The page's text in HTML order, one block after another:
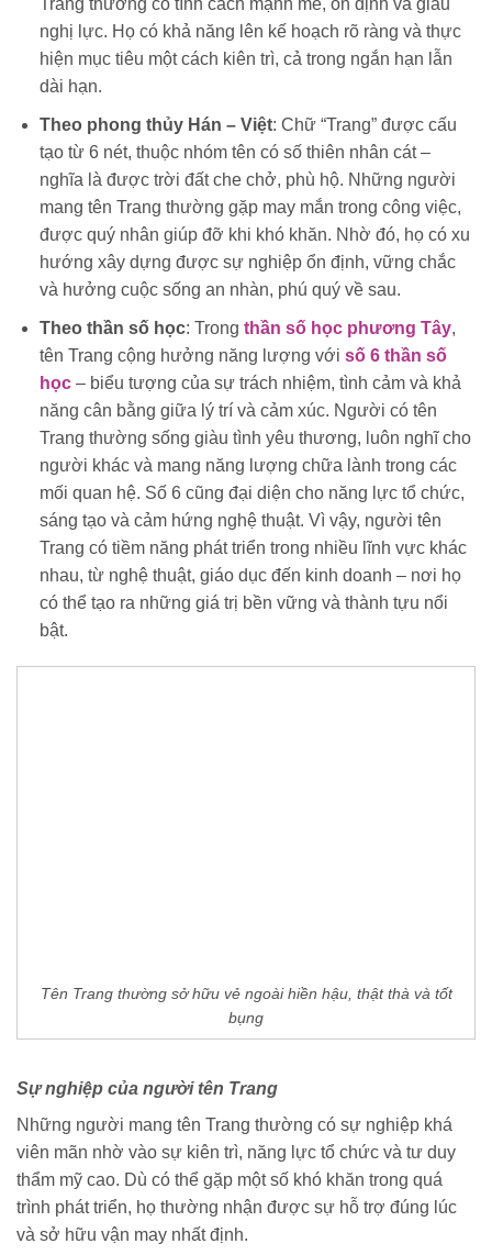
Trang thường có tính cách mạnh mẽ, ổn định và giàu
nghị lực. Họ có khả năng lên kế hoạch rõ ràng và thực
hiện mục tiêu một cách kiên trì, cả trong ngắn hạn lẫn
dài hạn.
Theo phong thủy Hán – Việt: Chữ “Trang” được cấu
tạo từ 6 nét, thuộc nhóm tên có số thiên nhân cát –
nghĩa là được trời đất che chở, phù hộ. Những người
mang tên Trang thường gặp may mắn trong công việc,
được quý nhân giúp đỡ khi khó khăn. Nhờ đó, họ có xu
hướng xây dựng được sự nghiệp ổn định, vững chắc
và hưởng cuộc sống an nhàn, phú quý về sau.
Theo thần số học: Trong thần số học phương Tây,
tên Trang cộng hưởng năng lượng với số 6 thần số
học– biểu tượng của sự trách nhiệm, tình cảm và khả
năng cân bằng giữa lý trí và cảm xúc. Người có tên
Trang thường sống giàu tình yêu thương, luôn nghĩ cho
người khác và mang năng lượng chữa lành trong các
mối quan hệ. Số 6 cũng đại diện cho năng lực tổ chức,
sáng tạo và cảm hứng nghệ thuật. Vì vậy, người tên
Trang có tiềm năng phát triển trong nhiều lĩnh vực khác
nhau, từ nghệ thuật, giáo dục đến kinh doanh – nơi họ
có thể tạo ra những giá trị bền vững và thành tựu nổi
bật.
Tên Trang thường sở hữu vẻ ngoài hiền hậu, thật thà và tốt
bụng
Sự nghiệp của người tên Trang
Những người mang tên Trang thường có sự nghiệp khá
viên mãn nhờ vào sự kiên trì, năng lực tổ chức và tư duy
thẩm mỹ cao. Dù có thể gặp một số khó khăn trong quá
trình phát triển, họ thường nhận được sự hỗ trợ đúng lúc
và sở hữu vận may nhất định.